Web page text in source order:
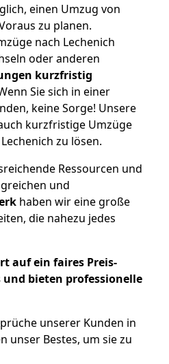
einen Umzug von
zu planen.
nach Lechenich
oder anderen
kurzfristig
Sie sich in einer
keine Sorge! Unsere
kurzfristige Umzüge
zu lösen.
Ressourcen und
und
haben wir eine große
die nahezu jedes
auf ein faires Preis-
bieten professionelle
unserer Kunden in
unser Bestes, um sie zu